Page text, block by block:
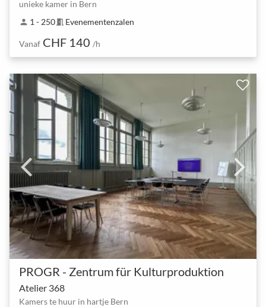
unieke kamer in Bern
person 1 - 250meeting_room Evenementenzalen
Vanaf CHF 140 /h
PROGR - Zentrum für Kulturproduktion
Atelier 368
Kamers te huur in hartje Bern